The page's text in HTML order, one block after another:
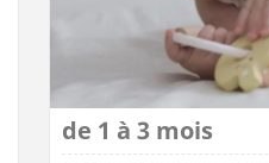
de 1 à 3 mois